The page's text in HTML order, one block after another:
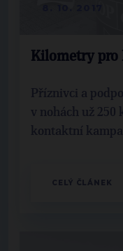
Kilometry pro
Příznivci a
v nohách už 250
kontaktní
CELÝ ČLÁNEK